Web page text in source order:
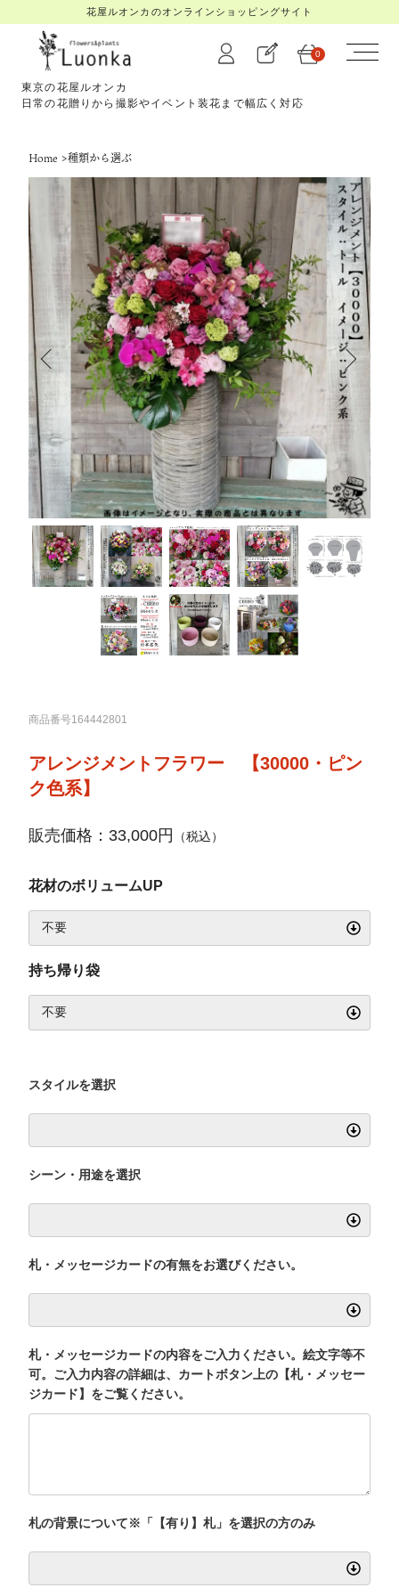
花屋ルオンカのオンラインショッピングサイト
東京の花屋ルオンカ
日常の花贈りから撮影やイベント装花まで幅広く対応
0
Home >種類から選ぶ
商品番号164442801
アレンジメントフラワー 【30000・ピン
ク色系】
販売価格：33,000円 （税込）
花材のボリュームUP
持ち帰り袋
スタイルを選択
シーン・用途を選択
札・メッセージカードの有無をお選びください。
札・メッセージカードの内容をご入力ください。絵文字等不
可。ご入力内容の詳細は、カートボタン上の【札・メッセー
ジカード】をご覧ください。
札の背景について※「【有り】札」を選択の方のみ